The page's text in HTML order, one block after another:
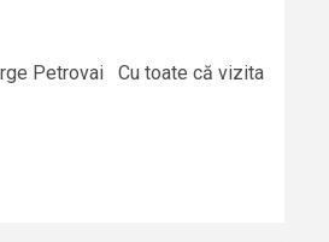
Petrovai Cu toate că vizita